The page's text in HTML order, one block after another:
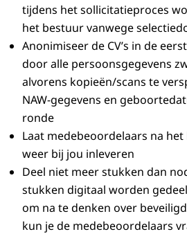
tijdens het sollicitatieproces
het bestuur vanwege
Anonimiseer de CV’s in de
door alle persoonsgegevens
alvorens kopieën/scans te
NAW-gegevens en
ronde
Laat medebeoordelaars na
weer bij jou inleveren
Deel niet meer stukken dan
stukken digitaal worden
om na te denken over
kun je de medebeoordelaars